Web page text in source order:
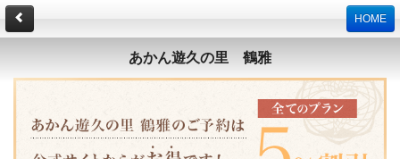
HOME
あかん遊久の里 鶴雅